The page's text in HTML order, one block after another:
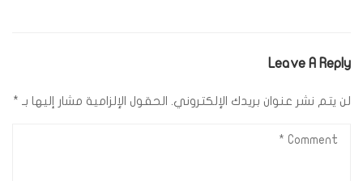
Leave A Reply
لن يتم نشر عنوان بريدك الإلكتروني. الحقول الإلزامية مشار إليها بـ *